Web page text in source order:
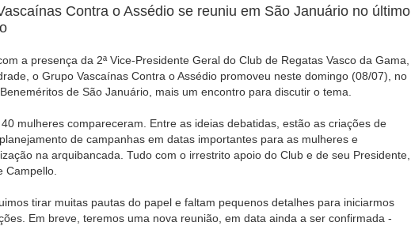
Contra o Assédio se reuniu em São Januário no último
a presença da 2ª Vice-Presidente Geral do Club de Regatas Vasco da Gama,
o Grupo Vascaínas Contra o Assédio promoveu neste domingo (08/07), no
de São Januário, mais um encontro para discutir o tema.
mulheres compareceram. Entre as ideias debatidas, estão as criações de
de campanhas em datas importantes para as mulheres e
na arquibancada. Tudo com o irrestrito apoio do Club e de seu Presidente,
Campello.
tirar muitas pautas do papel e faltam pequenos detalhes para iniciarmos
Em breve, teremos uma nova reunião, em data ainda a ser confirmada -